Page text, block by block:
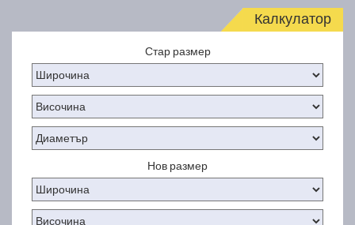
Калкулатор
Стар размер
Нов размер